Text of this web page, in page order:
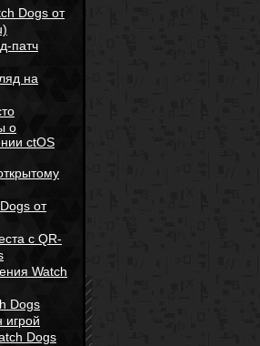
Dogs от
патч
на
о
ctOS
от
с QR-
Watch
Dogs
игрой
Dogs